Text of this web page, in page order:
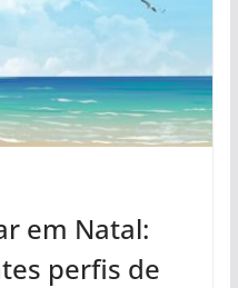
em Natal:
perfis de